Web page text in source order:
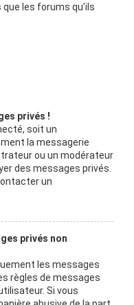
les forums qu’ils
privés !
soit un
la messagerie
ou un modérateur
des messages privés.
un
privés non
les messages
règles de messages
Si vous